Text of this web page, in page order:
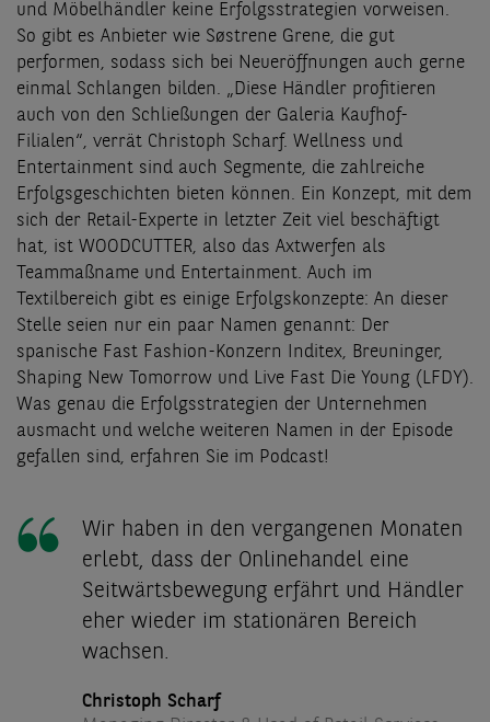
und Möbelhändler keine Erfolgsstrategien vorweisen.
So gibt es Anbieter wie Søstrene Grene, die gut
performen, sodass sich bei Neueröffnungen auch gerne
einmal Schlangen bilden. „Diese Händler profitieren
auch von den Schließungen der Galeria Kaufhof-
Filialen“, verrät Christoph Scharf. Wellness und
Entertainment sind auch Segmente, die zahlreiche
Erfolgsgeschichten bieten können. Ein Konzept, mit dem
sich der Retail-Experte in letzter Zeit viel beschäftigt
hat, ist WOODCUTTER, also das Axtwerfen als
Teammaßname und Entertainment. Auch im
Textilbereich gibt es einige Erfolgskonzepte: An dieser
Stelle seien nur ein paar Namen genannt: Der
spanische Fast Fashion-Konzern Inditex, Breuninger,
Shaping New Tomorrow und Live Fast Die Young (LFDY).
Was genau die Erfolgsstrategien der Unternehmen
ausmacht und welche weiteren Namen in der Episode
gefallen sind, erfahren Sie im Podcast!
Wir haben in den vergangenen Monaten
erlebt, dass der Onlinehandel eine
Seitwärtsbewegung erfährt und Händler
eher wieder im stationären Bereich
wachsen.
Christoph Scharf